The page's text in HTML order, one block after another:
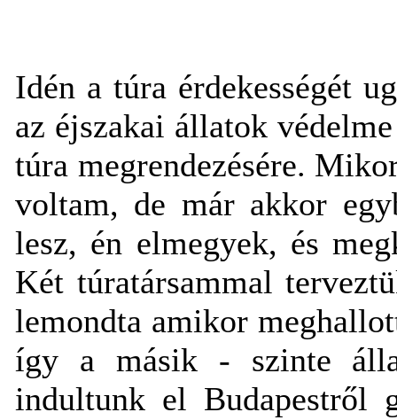
Idén a túra érdekességét
az éjszakai állatok
túra megrendezésére.
voltam, de már akkor
lesz, én elmegyek, és
Két túratársammal
lemondta amikor
így a másik - szinte
indultunk el Budapestről